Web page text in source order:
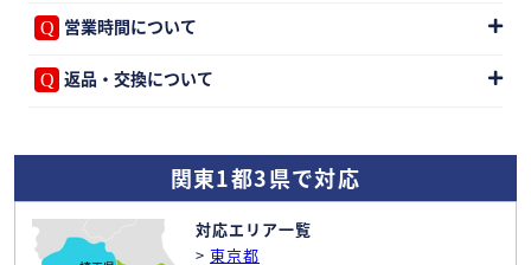
営業時間について
返品・交換について
関東1都3県で対応
対応エリア一覧
> 東京都